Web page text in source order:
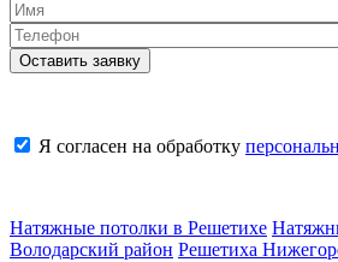
Я согласен на обработку
Натяжные потолки в Решетихе
Володарский район Решетиха